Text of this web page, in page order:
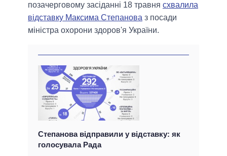
позачерговому засіданні 18 травня схвалила
відставку Максима Степанова з посади
міністра охорони здоров'я України.
Степанова відправили у відставку: як
голосувала Рада